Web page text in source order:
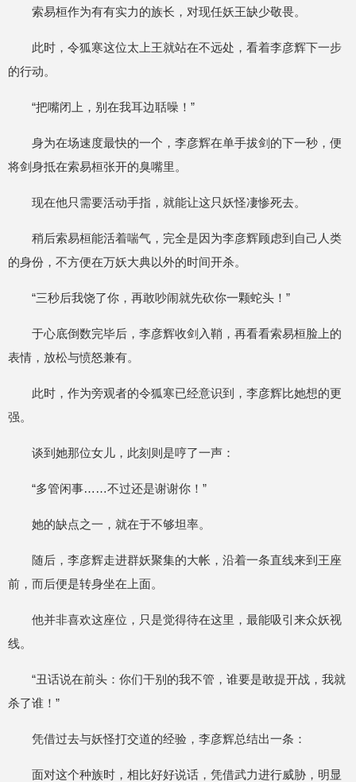
索易桓作为有有实力的族长，对现任妖王缺少敬畏。
此时，令狐寒这位太上王就站在不远处，看着李彦辉下一步
的行动。
“把嘴闭上，别在我耳边聒噪！”
身为在场速度最快的一个，李彦辉在单手拔剑的下一秒，便
将剑身抵在索易桓张开的臭嘴里。
现在他只需要活动手指，就能让这只妖怪凄惨死去。
稍后索易桓能活着喘气，完全是因为李彦辉顾虑到自己人类
的身份，不方便在万妖大典以外的时间开杀。
“三秒后我饶了你，再敢吵闹就先砍你一颗蛇头！”
于心底倒数完毕后，李彦辉收剑入鞘，再看看索易桓脸上的
表情，放松与愤怒兼有。
此时，作为旁观者的令狐寒已经意识到，李彦辉比她想的更
强。
谈到她那位女儿，此刻则是哼了一声：
“多管闲事……不过还是谢谢你！”
她的缺点之一，就在于不够坦率。
随后，李彦辉走进群妖聚集的大帐，沿着一条直线来到王座
前，而后便是转身坐在上面。
他并非喜欢这座位，只是觉得待在这里，最能吸引来众妖视
线。
“丑话说在前头：你们干别的我不管，谁要是敢提开战，我就
杀了谁！”
凭借过去与妖怪打交道的经验，李彦辉总结出一条：
面对这个种族时，相比好好说话，凭借武力进行威胁，明显